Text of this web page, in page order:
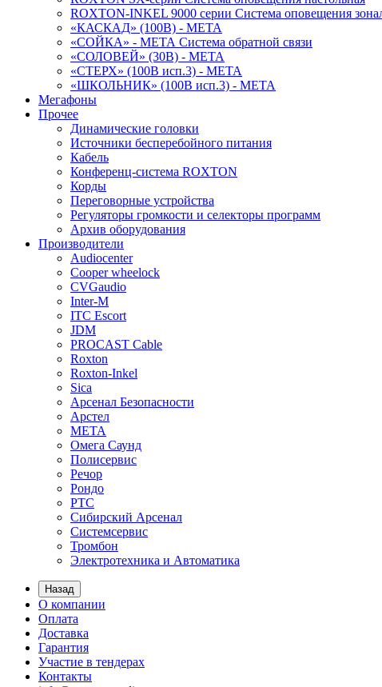
ROXTON-INKEL 9000 серии Система оповещения
«КАСКАД» (100В) - МЕТА
«СОЙКА» - МЕТА Система обратной связи
«СОЛОВЕЙ» (30В) - МЕТА
«СТЕРХ» (100В исп.3) - МЕТА
«ШКОЛЬНИК» (100В исп.3) - МЕТА
Мегафоны
Прочее
Динамические головки
Источники бесперебойного питания
Кабель
Конференц-система ROXTON
Корды
Переговорные устройства
Регуляторы громкости и селекторы программ
Архив оборудования
Производители
Audiocenter
Cooper wheelock
CVGaudio
Inter-M
ITC Escort
JDM
PROCAST Cable
Roxton
Roxton-Inkel
Sica
Арсенал Безопасности
Арстел
МЕТА
Омега Саунд
Полисервис
Речор
Рондо
РТС
Сибирский Арсенал
Системсервис
Тромбон
Электротехника и Автоматика
Назад
О компании
Оплата
Доставка
Гарантия
Участие в тендерах
Контакты